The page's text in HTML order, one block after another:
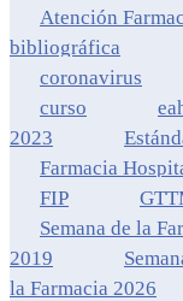
Atención
bibliográfica
coronavirus
curso
2023
Farmacia
FIP
Semana de la
2019
la Farmacia 2026